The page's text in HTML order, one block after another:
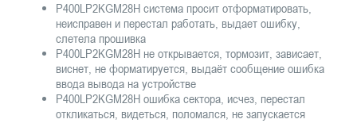
P400LP2KGM28H система просит отформатировать,
неисправен и перестал работать, выдает ошибку,
слетела прошивка
P400LP2KGM28H не открывается, тормозит, зависает,
виснет, не форматируется, выдаёт сообщение ошибка
ввода вывода на устройстве
P400LP2KGM28H ошибка сектора, исчез, перестал
откликаться, видеться, поломался, не запускается